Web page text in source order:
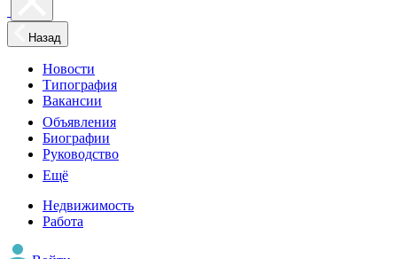
Назад
Новости
Типография
Вакансии
Объявления
Биографии
Руководство
Ещё
Недвижимость
Работа